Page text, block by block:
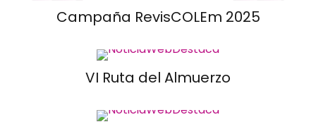
Campaña RevisCOLEm 2025
VI Ruta del Almuerzo